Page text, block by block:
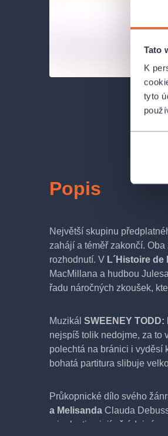
Tato
K
tyto
Popis
Největší skupinu
zahájí a téměř zakončí.
rozhodnutí. V L´Histoire de
MacMillana a hudbou
řadu náročných zkoušek,
Muzikál SWEENEY
nejspíš tolik nedojme, za to
polechtá na bránici i vyděsí
bohatá partitura slibuje
Průkopnické dílo svého
a Melisanda Clauda
minulosti, o jejímž údajném